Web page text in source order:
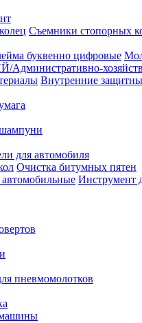
Съемники стопорных
буквенно цифровые
Внутренние
для автомобиля
Очистка битумных пятен
Инструмент
пневмомолотков